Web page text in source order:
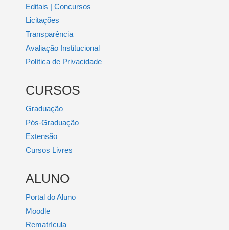
Editais | Concursos
Licitações
Transparência
Avaliação Institucional
Política de Privacidade
CURSOS
Graduação
Pós-Graduação
Extensão
Cursos Livres
ALUNO
Portal do Aluno
Moodle
Rematrícula